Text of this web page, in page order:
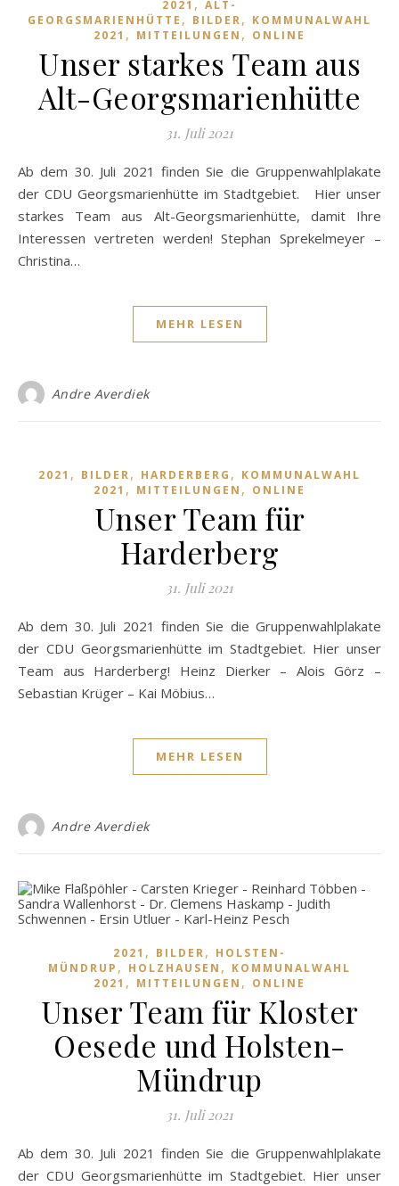
2021 , ALT-
GEORGSMARIENHÜTTE , BILDER, KOMMUNALWAHL
2021 , MITTEILUNGEN , ONLINE
Unser starkes Team aus
Alt-Georgsmarienhütte
31. Juli 2021
Ab dem 30. Juli 2021 finden Sie die Gruppenwahlplakate
der CDU Georgsmarienhütte im Stadtgebiet. Hier unser
starkes Team aus Alt-Georgsmarienhütte, damit Ihre
Interessen vertreten werden! Stephan Sprekelmeyer –
Christina…
MEHR LESEN
Andre Averdiek
2021 , BILDER, HARDERBERG , KOMMUNALWAHL
2021 , MITTEILUNGEN , ONLINE
Unser Team für
Harderberg
31. Juli 2021
Ab dem 30. Juli 2021 finden Sie die Gruppenwahlplakate
der CDU Georgsmarienhütte im Stadtgebiet. Hier unser
Team aus Harderberg! Heinz Dierker – Alois Görz –
Sebastian Krüger – Kai Möbius…
MEHR LESEN
Andre Averdiek
2021 , BILDER, HOLSTEN-
MÜNDRUP , HOLZHAUSEN , KOMMUNALWAHL
2021 , MITTEILUNGEN , ONLINE
Unser Team für Kloster
Oesede und Holsten-
Mündrup
31. Juli 2021
Ab dem 30. Juli 2021 finden Sie die Gruppenwahlplakate
der CDU Georgsmarienhütte im Stadtgebiet. Hier unser